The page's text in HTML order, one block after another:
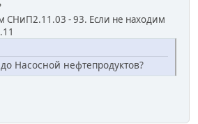
СНиП2.11.03 - 93. Если не находим
Насосной нефтепродуктов?